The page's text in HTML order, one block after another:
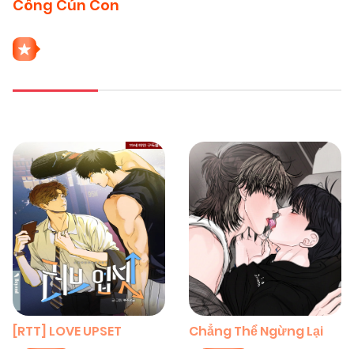
Công Cún Con
[RTT] LOVE UPSET Chẳng Thể Ngừng Lại